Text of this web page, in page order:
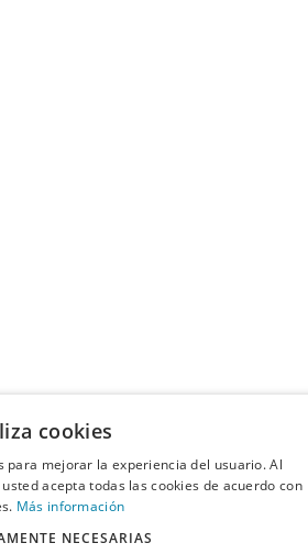
cookies
para mejorar la experiencia del usuario. Al
acepta todas las cookies de acuerdo con
Más información
NECESARIAS